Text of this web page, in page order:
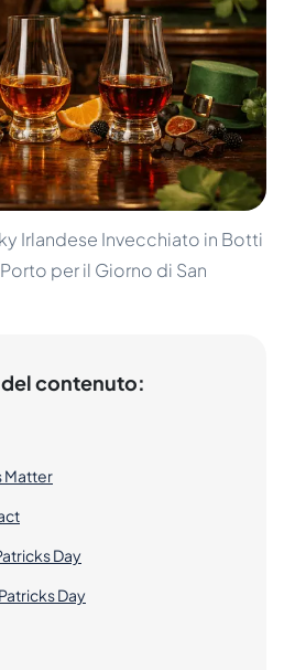
Irlandese Invecchiato in Botti
per il Giorno di San
del contenuto:
Matter
Day
Day